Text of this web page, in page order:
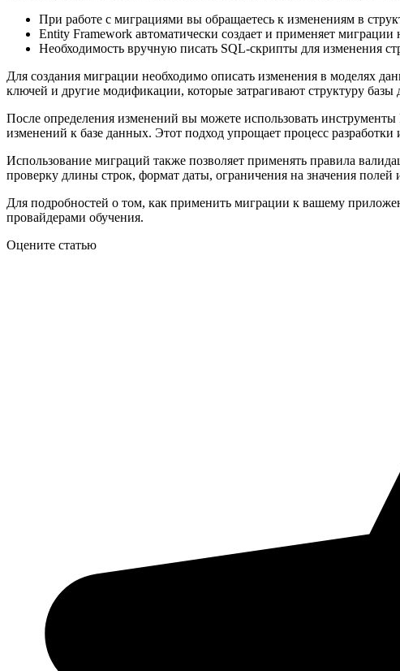
При работе с миграциями вы обращаетесь к изменениям в
Entity Framework автоматически создает и применяет
Необходимость вручную писать SQL-скрипты для изменения
Для создания миграции необходимо описать изменения в моделях
ключей и другие модификации, которые затрагивают структуру базы
После определения изменений вы можете использовать
изменений к базе данных. Этот подход упрощает процесс
Использование миграций также позволяет применять правила
проверку длины строк, формат даты, ограничения на значения
Для подробностей о том, как применить миграции к вашему
провайдерами обучения.
Оцените статью